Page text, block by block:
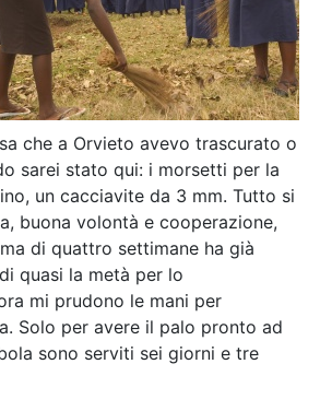
che a Orvieto avevo trascurato o
sarei stato qui: i morsetti per la
un cacciavite da 3 mm. Tutto si
buona volontà e cooperazione,
di quattro settimane ha già
quasi la metà per lo
mi prudono le mani per
Solo per avere il palo pronto ad
sono serviti sei giorni e tre